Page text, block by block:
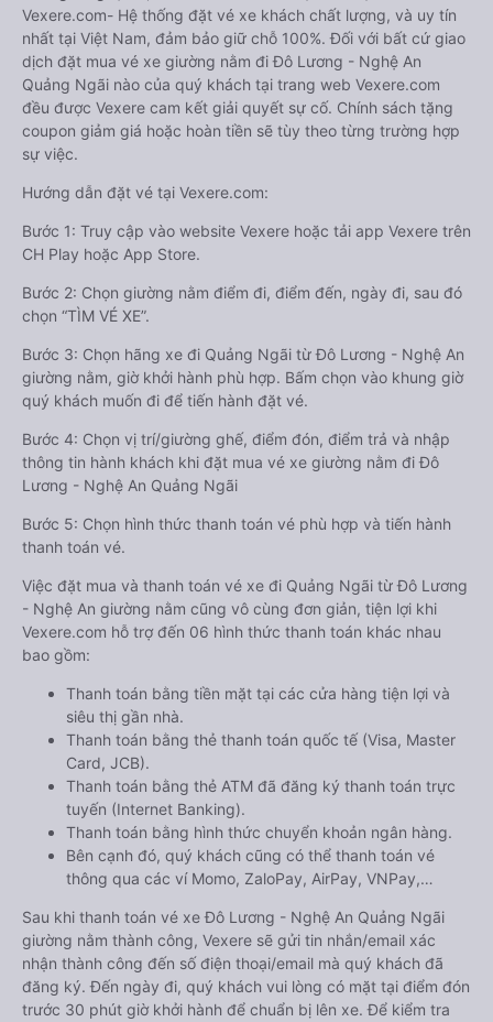
Vexere.com- Hệ thống đặt vé xe khách chất lượng, và uy tín
nhất tại Việt Nam, đảm bảo giữ chỗ 100%. Đối với bất cứ giao
dịch đặt mua vé xe giường nằm đi Đô Lương - Nghệ An
Quảng Ngãi nào của quý khách tại trang web Vexere.com
đều được Vexere cam kết giải quyết sự cố. Chính sách tặng
coupon giảm giá hoặc hoàn tiền sẽ tùy theo từng trường hợp
sự việc.
Hướng dẫn đặt vé tại Vexere.com:
Bước 1: Truy cập vào website Vexere hoặc tải app Vexere trên
CH Play hoặc App Store.
Bước 2: Chọn giường nằm điểm đi, điểm đến, ngày đi, sau đó
chọn “TÌM VÉ XE”.
Bước 3: Chọn hãng xe đi Quảng Ngãi từ Đô Lương - Nghệ An
giường nằm, giờ khởi hành phù hợp. Bấm chọn vào khung giờ
quý khách muốn đi để tiến hành đặt vé.
Bước 4: Chọn vị trí/giường ghế, điểm đón, điểm trả và nhập
thông tin hành khách khi đặt mua vé xe giường nằm đi Đô
Lương - Nghệ An Quảng Ngãi
Bước 5: Chọn hình thức thanh toán vé phù hợp và tiến hành
thanh toán vé.
Việc đặt mua và thanh toán vé xe đi Quảng Ngãi từ Đô Lương
- Nghệ An giường nằm cũng vô cùng đơn giản, tiện lợi khi
Vexere.com hỗ trợ đến 06 hình thức thanh toán khác nhau
bao gồm:
Thanh toán bằng tiền mặt tại các cửa hàng tiện lợi và
siêu thị gần nhà.
Thanh toán bằng thẻ thanh toán quốc tế (Visa, Master
Card, JCB).
Thanh toán bằng thẻ ATM đã đăng ký thanh toán trực
tuyến (Internet Banking).
Thanh toán bằng hình thức chuyển khoản ngân hàng.
Bên cạnh đó, quý khách cũng có thể thanh toán vé
thông qua các ví Momo, ZaloPay, AirPay, VNPay,…
Sau khi thanh toán vé xe Đô Lương - Nghệ An Quảng Ngãi
giường nằm thành công, Vexere sẽ gửi tin nhắn/email xác
nhận thành công đến số điện thoại/email mà quý khách đã
đăng ký. Đến ngày đi, quý khách vui lòng có mặt tại điểm đón
trước 30 phút giờ khởi hành để chuẩn bị lên xe. Để kiểm tra